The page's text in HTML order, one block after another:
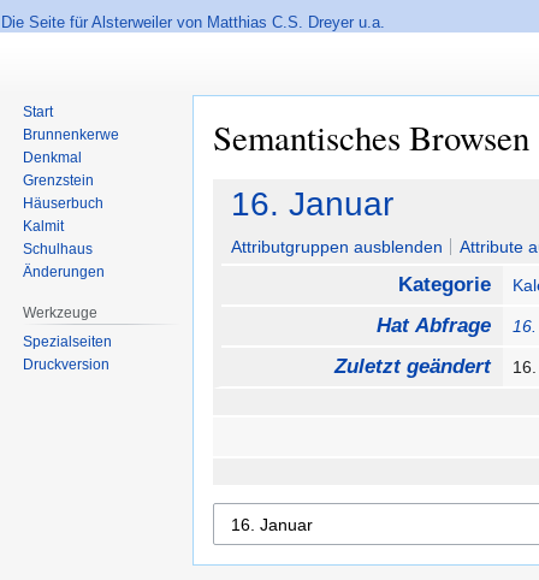
Die Seite für Alsterweiler von Matthias C.S. Dreyer u.a.
Semantisches Browsen
Zur
Navigation
springen
Zur
Suche
springen
16. Januar
Attributgruppen ausblenden Attribute
Kategorie
Hat Abfrage
Zuletzt geändert
Start
Brunnenkerwe
Denkmal
Grenzstein
Häuserbuch
Kalmit
Schulhaus
Änderungen
Werkzeuge
Spezialseiten
Druckversion